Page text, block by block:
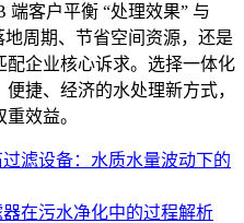
端客户平衡 “处理效果” 与
周期、节省空间资源，还是
配企业核心诉求。选择一体化
捷、经济的水处理新方式，
效益。
滤设备：水质水量波动下的
在污水净化中的过程解析